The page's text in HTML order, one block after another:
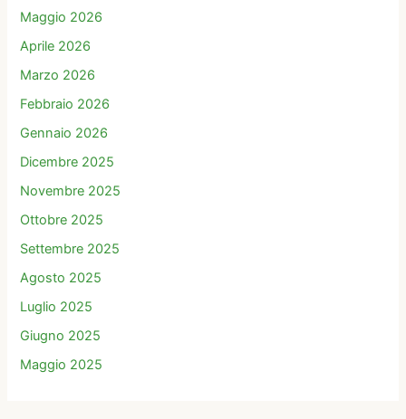
Maggio 2026
Aprile 2026
Marzo 2026
Febbraio 2026
Gennaio 2026
Dicembre 2025
Novembre 2025
Ottobre 2025
Settembre 2025
Agosto 2025
Luglio 2025
Giugno 2025
Maggio 2025